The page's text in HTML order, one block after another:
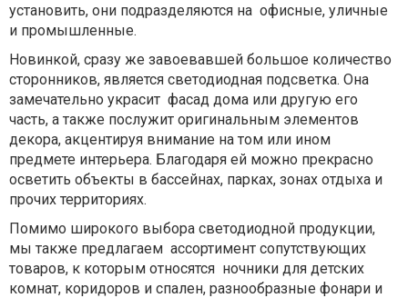
установить, они подразделяются на офисные, уличные
и промышленные.
Новинкой, сразу же завоевавшей большое количество
сторонников, является светодиодная подсветка. Она
замечательно украсит фасад дома или другую его
часть, а также послужит оригинальным элементов
декора, акцентируя внимание на том или ином
предмете интерьера. Благодаря ей можно прекрасно
осветить объекты в бассейнах, парках, зонах отдыха и
прочих территориях.
Помимо широкого выбора светодиодной продукции,
мы также предлагаем ассортимент сопутствующих
товаров, к которым относятся ночники для детских
комнат, коридоров и спален, разнообразные фонари и